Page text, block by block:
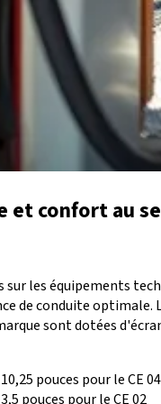
et confort au
sur les équipements
de conduite optimale.
sont dotées
pouces pour le CE 04
pouces pour le CE 02